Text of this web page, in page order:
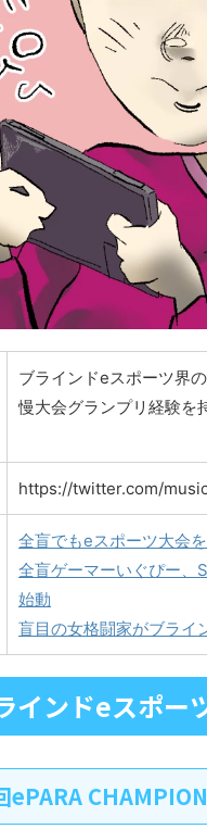
ブラインドeスポーツ界
慢大会グランプリ経験を
https://twitter.com/
全盲でもeスポーツ大会
全盲ゲーマーいぐぴー、
始動
盲目の女格闘家がブライ
インドeスポー
ePARA